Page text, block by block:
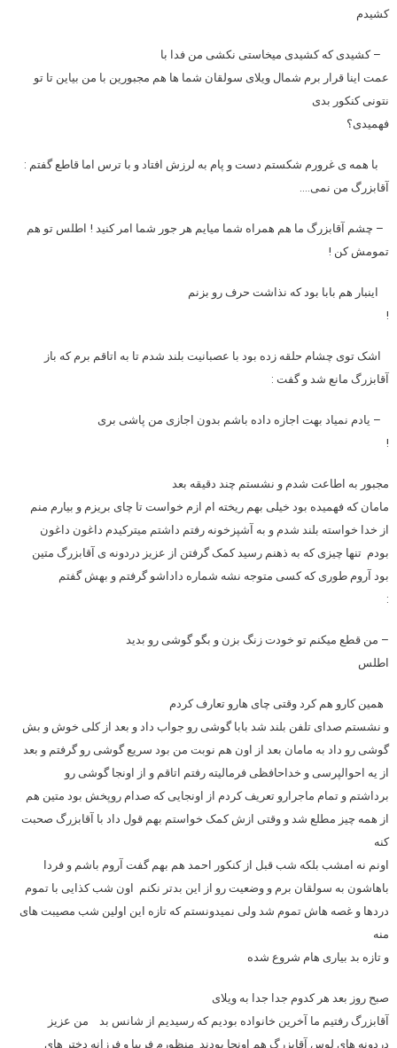
کشیدم
– کشیدی که کشیدی میخاستی نکشی من فدا با
عمت اینا قرار برم شمال ویلای سولقان شما ها هم مجبورین با من بیاین تا تو
نتونی کنکور بدی
فهمیدی؟
با همه ی غرورم شکستم دست و پام به لرزش افتاد و با ترس اما قاطع گفتم :
آقابزرگ من نمی….
– چشم آقابزرگ ما هم همراه شما میایم هر جور شما امر کنید ! اطلس تو هم
تمومش کن !
اینبار هم بابا بود که نذاشت حرف رو بزنم
!
اشک توی چشام حلقه زده بود با عصبانیت بلند شدم تا به اتاقم برم که باز
آقابزرگ مانع شد و گفت :
– یادم نمیاد بهت اجازه داده باشم بدون اجازی من پاشی بری
!
مجبور به اطاعت شدم و نشستم چند دقیقه بعد
مامان که فهمیده بود خیلی بهم ریخته ام ازم خواست تا چای بریزم و بیارم منم
از خدا خواسته بلند شدم و به آشپزخونه رفتم داشتم میترکیدم داغون داغون
بودم تنها چیزی که به ذهنم رسید کمک گرفتن از عزیز دردونه ی آقابزرگ متین
بود آروم طوری که کسی متوجه نشه شماره داداشو گرفتم و بهش گفتم
:
– من قطع میکنم تو خودت زنگ بزن و بگو گوشی رو بدید
اطلس
همین کارو هم کرد وقتی چای هارو تعارف کردم
و نشستم صدای تلفن بلند شد بابا گوشی رو جواب داد و بعد از کلی خوش و بش
گوشی رو داد به مامان بعد از اون هم نوبت من بود سریع گوشی رو گرفتم و بعد
از یه احوالپرسی و خداحافظی فرمالیته رفتم اتاقم و از اونجا گوشی رو
برداشتم و تمام ماجرارو تعریف کردم از اونجایی که صدام روپخش بود متین هم
از همه چیز مطلع شد و وقتی ازش کمک خواستم بهم قول داد با آقابزرگ صحبت
کنه
اونم نه امشب بلکه شب قبل از کنکور احمد هم بهم گفت آروم باشم و فردا
باهاشون به سولقان برم و وضعیت رو از این بدتر نکنم اون شب کذایی با تموم
دردها و غصه هاش تموم شد ولی نمیدونستم که تازه این اولین شب مصیبت های
منه
و تازه بد بیاری هام شروع شده
صبح روز بعد هر کدوم جدا جدا به ویلای
آقابزرگ رفتیم ما آخرین خانواده بودیم که رسیدیم از شانس بد من عزیز
دردونه های لوس آقابزرگ هم اونجا بودند منظورم فریبا و فرزانه دختر های